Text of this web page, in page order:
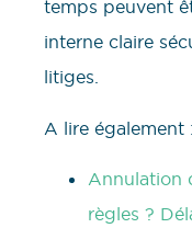
temps peuvent
interne claire
litiges.
A lire également :
Annulation
règles ?